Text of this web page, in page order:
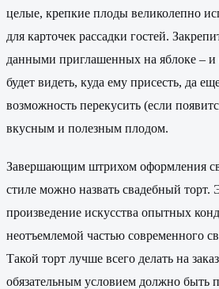
целые, крепкие плоды великолепно
для карточек рассадки гостей.
данными приглашенных на яблоке – и
будет видеть, куда ему присесть, да
возможность перекусить (если
вкусным и полезным плодом.
Завершающим штрихом оформления
стиле можно назвать свадебный торт.
произведение искусства опытных
неотъемлемой частью современного
Такой торт лучше всего делать на
обязательным условием должно быть